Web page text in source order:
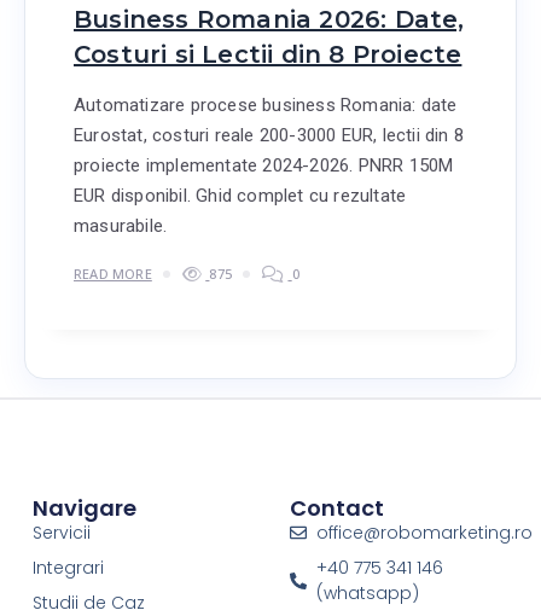
Business Romania 2026: Date,
Costuri si Lectii din 8 Proiecte
Automatizare procese business Romania: date
Eurostat, costuri reale 200-3000 EUR, lectii din 8
proiecte implementate 2024-2026. PNRR 150M
EUR disponibil. Ghid complet cu rezultate
masurabile.
READ MORE 875 0
Navigare
Servicii
Integrari
Studii de Caz
Contact
office@robomarketing.ro
+40 775 341 146
(whatsapp)